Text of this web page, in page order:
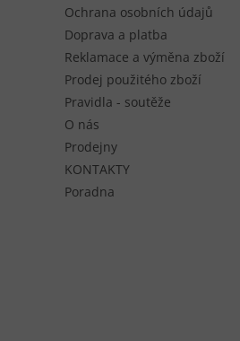
Ochrana osobních údajů
Doprava a platba
Reklamace a výměna zboží
Prodej použitého zboží
Pravidla - soutěže
O nás
Prodejny
KONTAKTY
Poradna